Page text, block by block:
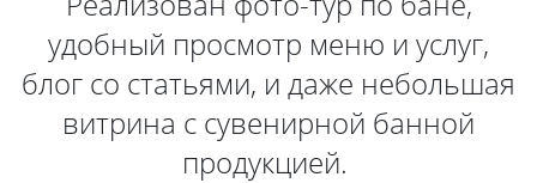
удобный просмотр меню и услуг,
блог со статьями, и даже небольшая
витрина с сувенирной банной
продукцией.